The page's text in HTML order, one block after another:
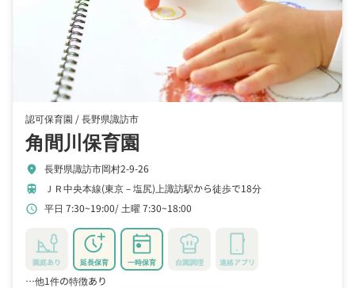
認可保育園 /長野県諏訪市
角間川保育園
location_on 長野県諏訪市岡村2-9-26
train ＪＲ中央本線(東京－塩尻)上諏訪駅から徒歩で18分
schedule 平日 7:30~19:00 土曜 7:30~18:00
園庭あり 延長保育 一時保育 自園調理 連絡アプリ
…他1件の特徴あり